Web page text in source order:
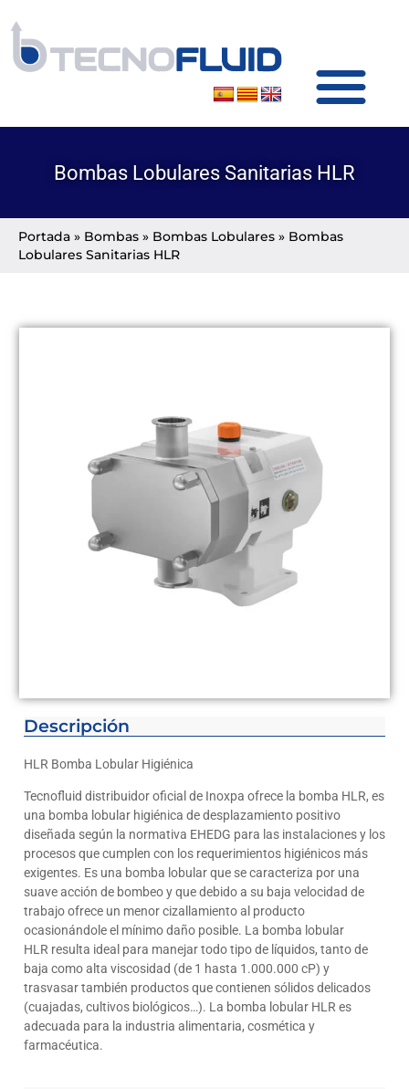
Bombas Lobulares Sanitarias HLR
Portada » Bombas » Bombas Lobulares » Bombas
Lobulares Sanitarias HLR
Descripción
HLR Bomba Lobular Higiénica
Tecnofluid distribuidor oficial de Inoxpa ofrece la bomba HLR, es
una bomba lobular higiénica de desplazamiento positivo
diseñada según la normativa EHEDG para las instalaciones y los
procesos que cumplen con los requerimientos higiénicos más
exigentes. Es una bomba lobular que se caracteriza por una
suave acción de bombeo y que debido a su baja velocidad de
trabajo ofrece un menor cizallamiento al producto
ocasionándole el mínimo daño posible. La bomba lobular
HLR resulta ideal para manejar todo tipo de líquidos, tanto de
baja como alta viscosidad (de 1 hasta 1.000.000 cP) y
trasvasar también productos que contienen sólidos delicados
(cuajadas, cultivos biológicos…). La bomba lobular HLR es
adecuada para la industria alimentaria, cosmética y
farmacéutica.